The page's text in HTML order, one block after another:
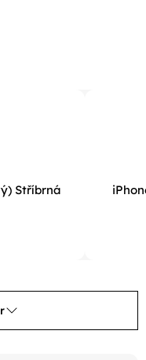
Stříbrná